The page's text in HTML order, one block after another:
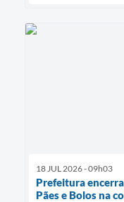
18 JUL 2026 - 09h03
Prefeitura
Pães e Bolos na